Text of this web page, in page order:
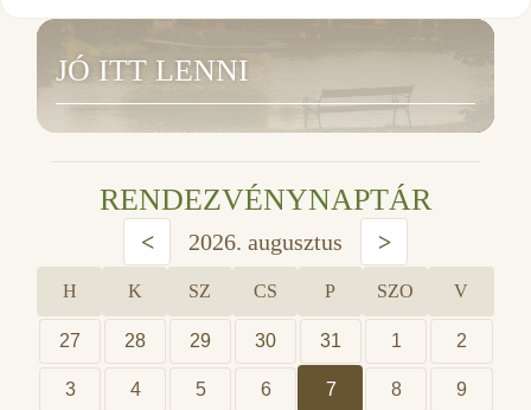
JÓ ITT LENNI
RENDEZVÉNYNAPTÁR
< 2026. augusztus >
H K SZ CS P SZO V
27 28 29 30 31 1 2
3 4 5 6 7 8 9